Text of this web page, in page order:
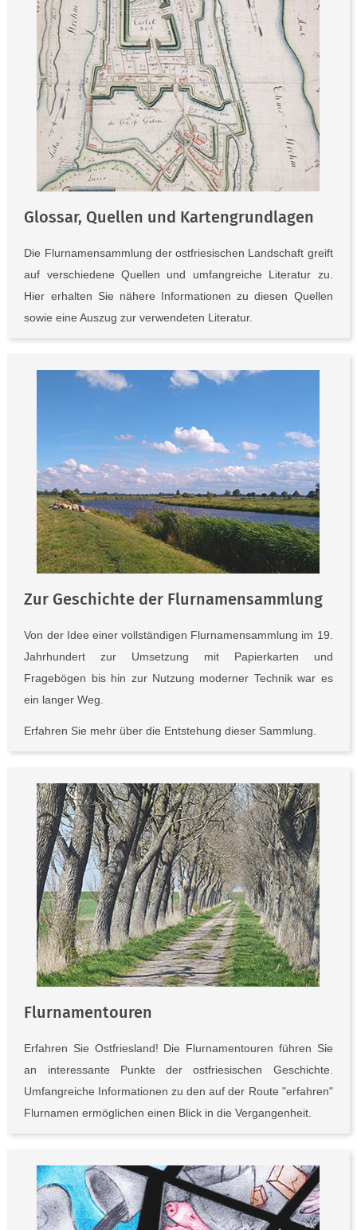
Glossar, Quellen und Kartengrundlagen
Die Flurnamensammlung der ostfriesischen Landschaft greift
auf verschiedene Quellen und umfangreiche Literatur zu.
Hier erhalten Sie nähere Informationen zu diesen Quellen
sowie eine Auszug zur verwendeten Literatur.
Zur Geschichte der Flurnamensammlung
Von der Idee einer vollständigen Flurnamensammlung im 19.
Jahrhundert zur Umsetzung mit Papierkarten und
Fragebögen bis hin zur Nutzung moderner Technik war es
ein langer Weg.
Erfahren Sie mehr über die Entstehung dieser Sammlung.
Flurnamentouren
Erfahren Sie Ostfriesland! Die Flurnamentouren führen Sie
an interessante Punkte der ostfriesischen Geschichte.
Umfangreiche Informationen zu den auf der Route "erfahren"
Flurnamen ermöglichen einen Blick in die Vergangenheit.